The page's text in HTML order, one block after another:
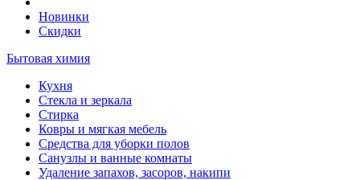
Новинки
Скидки
Бытовая химия
Кухня
Стекла и зеркала
Стирка
Ковры и мягкая мебель
Средства для уборки полов
Санузлы и ванные комнаты
Удаление запахов, засоров, накипи